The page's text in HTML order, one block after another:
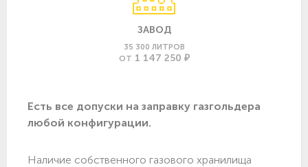
ЗАВОД
35 300 ЛИТРОВ
ОТ 1 147 250 ₽
Есть все допуски нa заправку газгольдера
любой конфигурации.
Наличие собственного газового хранилища